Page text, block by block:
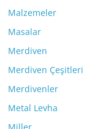
Malzemeler
Masalar
Merdiven
Merdiven Çeşitleri
Merdivenler
Metal Levha
Miller